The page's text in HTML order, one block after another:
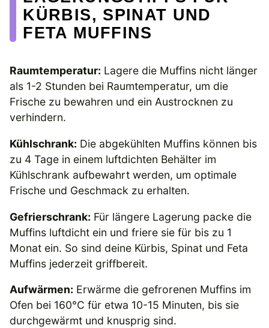
KÜRBIS, SPINAT UND
FETA MUFFINS
Raumtemperatur: Lagere die Muffins nicht länger
als 1-2 Stunden bei Raumtemperatur, um die
Frische zu bewahren und ein Austrocknen zu
verhindern.
Kühlschrank: Die abgekühlten Muffins können bis
zu 4 Tage in einem luftdichten Behälter im
Kühlschrank aufbewahrt werden, um optimale
Frische und Geschmack zu erhalten.
Gefrierschrank: Für längere Lagerung packe die
Muffins luftdicht ein und friere sie für bis zu 1
Monat ein. So sind deine Kürbis, Spinat und Feta
Muffins jederzeit griffbereit.
Aufwärmen: Erwärme die gefrorenen Muffins im
Ofen bei 160°C für etwa 10-15 Minuten, bis sie
durchgewärmt und knusprig sind.